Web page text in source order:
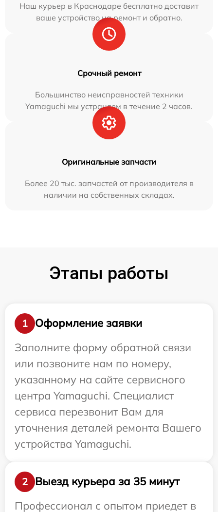
Наш курьер в Краснодаре бесплатно доставит
ваше устройство на ремонт и обратно.
Срочный ремонт
Большинство неисправностей техники
Yamaguchi мы устраняем в течение 2 часов.
Оригинальные запчасти
Более 20 тыс. запчастей от производителя в
наличии на собственных складах.
Этапы работы
1
Оформление заявки
Заполните форму обратной связи
или позвоните нам по номеру,
указанному на сайте сервисного
центра Yamaguchi. Специалист
сервиса перезвонит Вам для
уточнения деталей ремонта Вашего
устройства Yamaguchi.
2
Выезд курьера за 35 минут
Профессионал с опытом приедет в